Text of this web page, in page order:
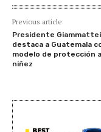
Previous article
Presidente Giammattei
destaca a Guatemala
modelo de protección
niñez